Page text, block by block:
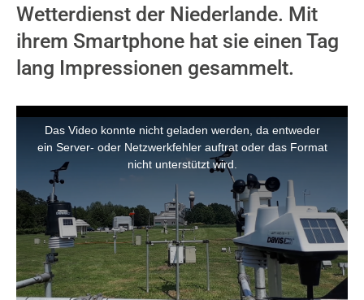
Wetterdienst der Niederlande. Mit
ihrem Smartphone hat sie einen Tag
lang Impressionen gesammelt.
Video-Player überspringen